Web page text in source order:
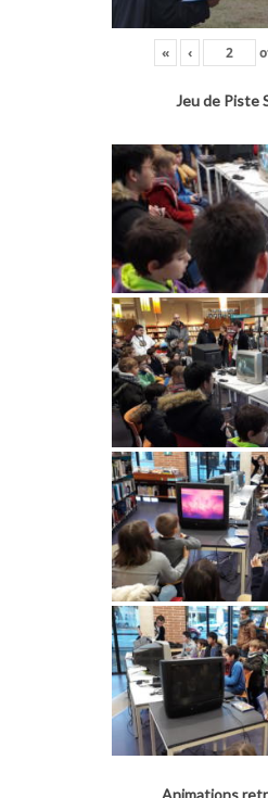
« ‹
Jeu de Piste
Animations